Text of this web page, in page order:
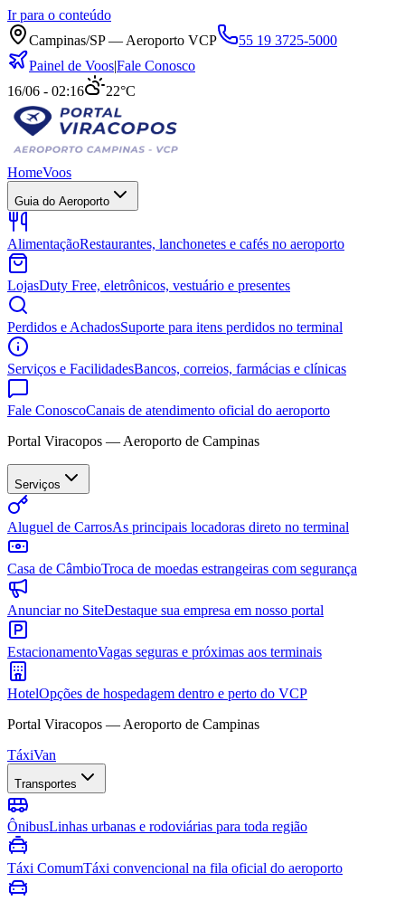
Ir para o conteúdo
Campinas/SP — Aeroporto VCP
55 19 3725-5000
Painel de Voos|Fale Conosco
16/06 - 02:16
22°C
HomeVoos
Guia do Aeroporto
AlimentaçãoRestaurantes, lanchonetes e cafés no aeroporto
LojasDuty Free, eletrônicos, vestuário e presentes
Perdidos e AchadosSuporte para itens perdidos no terminal
Serviços e FacilidadesBancos, correios, farmácias e clínicas
Fale ConoscoCanais de atendimento oficial do aeroporto
Portal Viracopos — Aeroporto de Campinas
Serviços
Aluguel de CarrosAs principais locadoras direto no terminal
Casa de CâmbioTroca de moedas estrangeiras com segurança
Anunciar no SiteDestaque sua empresa em nosso portal
EstacionamentoVagas seguras e próximas aos terminais
HotelOpções de hospedagem dentro e perto do VCP
Portal Viracopos — Aeroporto de Campinas
TáxiVan
Transportes
ÔnibusLinhas urbanas e rodoviárias para toda região
Táxi ComumTáxi convencional na fila oficial do aeroporto